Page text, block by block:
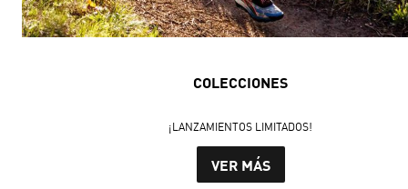
COLECCIONES
¡LANZAMIENTOS LIMITADOS!
VER MÁS